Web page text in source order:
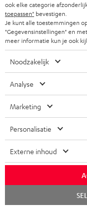
Downloads &
D
o
w
n
o
a
Quick Start
Quick
ook elke categorie
toepassen" bevestigen.
Je kunt alle toestemmingen
"Gegevensinstellingen" en
meer informatie kun je ook
Noodzakelijk
Analyse
Marketing
Personalisatie
Externe inhoud